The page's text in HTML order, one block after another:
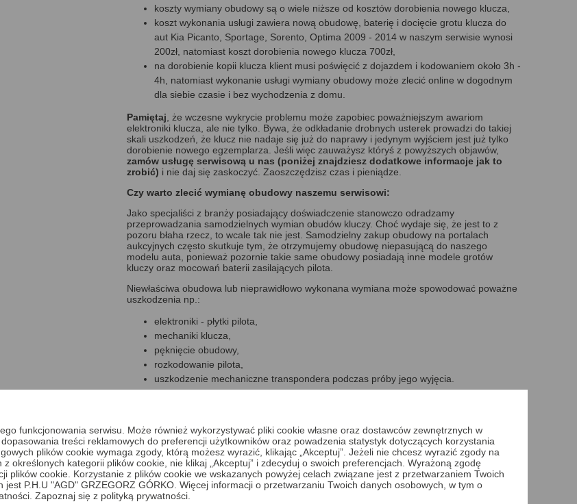
koszty wymiany obudowy są o wiele niższe od kosztów dorobienia nowego klucza,
koszt wykonania usługi zawiera nową obudowę, baterię i docięcie grotu klucza do
aut Kia Picanto, Sportage, Sorento, Optima 2009 - 2014 w naszym serwisie wynosi
200zł, natomiast koszt dorobienia nowego klucza 700zł,
na dorobienie kopii klucza klient musi poświęcić z dojazdem i kodowaniem około 3h -
4h, natomiast wykonanie usługi wymiany obudowy może zlecić online w dogodnym
dla siebie czasie i bez wychodzenia z domu.
Pamiętaj , że wczesne wykrycie problemu może zapobiec poważniejszym awariom
elektroniki klucza, ale nie tylko. Bywa, że odkładanie drobnych usterek prowadzi do takiej
skali uszkodzeń, że klucz nie nadaje się już do naprawy i jedynym wyjściem jest już tylko
dorobienie nowego egzemplarza. Jeśli więc zauważysz któryś z powyższych objawów,
zamów usługę serwisową u nas (poniżej znajdziesz dodatkowe informacje jak to
zrobić) i nie daj się zaskoczyć. Zaoszczędzisz czas i pieniądze.
Czy warto zlecić wymianę obudowy naszemu serwisowi:
Jako specjaliści z branży posiadający doświadczenie stanowczo odradzamy
przeprowadzania samodzielnych wymian obudów kluczy. Choć wydaje się, że jest to z
pozoru błaha rzecz, to wcale tak nie jest. Samodzielny zakup obudowy na portalach
aukcyjnych często skutkuje tym, że otrzymujemy obudowę niepasującą do naszego
modelu auta, ponieważ pozornie takie same obudowy posiadają inne modele grotów
kluczy oraz mocowań baterii zasilających pilota.
Niewłaściwa obudowa lub nieprawidłowo wykonana wymiana może spowodować poważne
uszkodzenia np.:
elektroniki - płytki pilota,
mechaniki klucza,
pęknięcie obudowy,
rozkodowanie pilota,
uszkodzenie mechaniczne transpondera podczas próby jego wyjęcia.
Jak zlecić wykonanie wymiany obudowy klucza online:
zamów wykonanie usługi wymiany online,
wybierz opcję dostawy, odbioru oraz płatności,
w naszym sklepie możesz zamówić odbiór z własnego domu lub firmy,
płatność zrealizujesz za pobraniem, przelewem, lub blikiem,
funkcjonowania serwisu. Może również wykorzystywać pliki cookie własne oraz dostawców zewnętrznych w
treści reklamowych do preferencji użytkowników oraz powadzenia statystyk dotyczących korzystania
plików cookie wymaga zgody, którą możesz wyrazić, klikając „Akceptuj”. Jeżeli nie chcesz wyrazić zgody na
określonych kategorii plików cookie, nie klikaj „Akceptuj” i zdecyduj o swoich preferencjach. Wyrażoną zgodę
plików cookie. Korzystanie z plików cookie we wskazanych powyżej celach związane jest z przetwarzaniem Twoich
P.H.U "AGD" GRZEGORZ GÓRKO. Więcej informacji o przetwarzaniu Twoich danych osobowych, w tym o
Zapoznaj się z polityką prywatności.